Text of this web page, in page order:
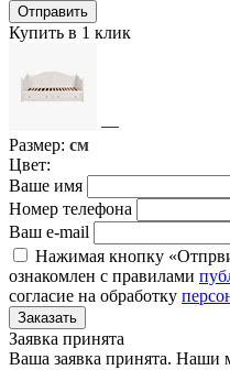
Отправить
Купить в 1 клик
—
Размер: см
Цвет:
Ваше имя
Номер телефона
Ваш e-mail
Нажимая кнопку
ознакомлен с правилами
согласие на обработку
Заказать
Заявка принята
Ваша заявка принята. Наши